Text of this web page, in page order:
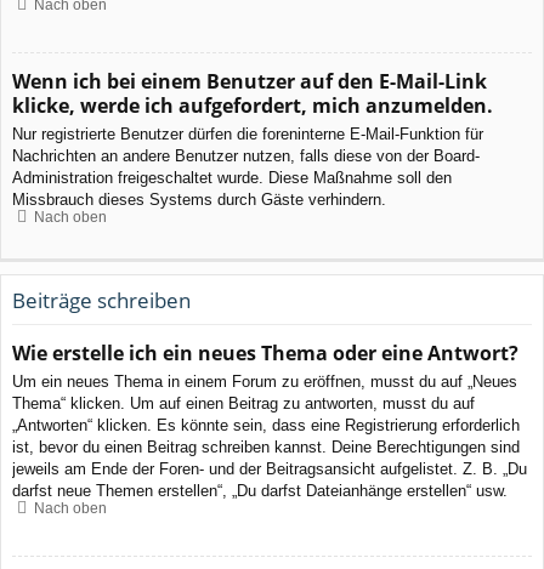
Nach oben
Wenn ich bei einem Benutzer auf den E-Mail-Link
klicke, werde ich aufgefordert, mich anzumelden.
Nur registrierte Benutzer dürfen die foreninterne E-Mail-Funktion für
Nachrichten an andere Benutzer nutzen, falls diese von der Board-
Administration freigeschaltet wurde. Diese Maßnahme soll den
Missbrauch dieses Systems durch Gäste verhindern.
Nach oben
Beiträge schreiben
Wie erstelle ich ein neues Thema oder eine Antwort?
Um ein neues Thema in einem Forum zu eröffnen, musst du auf „Neues
Thema“ klicken. Um auf einen Beitrag zu antworten, musst du auf
„Antworten“ klicken. Es könnte sein, dass eine Registrierung erforderlich
ist, bevor du einen Beitrag schreiben kannst. Deine Berechtigungen sind
jeweils am Ende der Foren- und der Beitragsansicht aufgelistet. Z. B. „Du
darfst neue Themen erstellen“, „Du darfst Dateianhänge erstellen“ usw.
Nach oben